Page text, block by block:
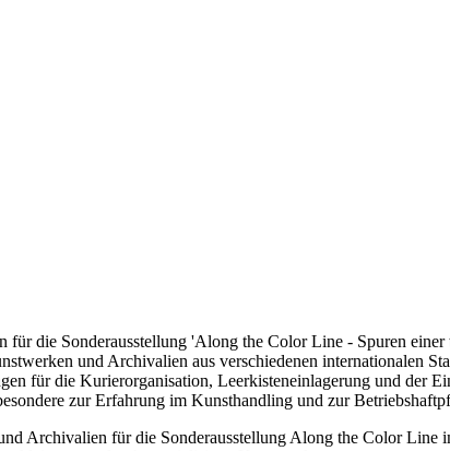
die Sonderausstellung 'Along the Color Line - Spuren
und Archivalien aus verschiedenen internationalen
für die Kurierorganisation, Leerkisteneinlagerung und der
zur Erfahrung im Kunsthandling und zur
Archivalien für die Sonderausstellung Along the Color